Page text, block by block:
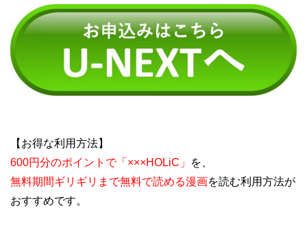
【お得な利用方法】
600円分のポイントで「×××HOLiC」
を、
無料期間ギリギリまで無料で読める漫画を読む利用方法が
おすすめです。